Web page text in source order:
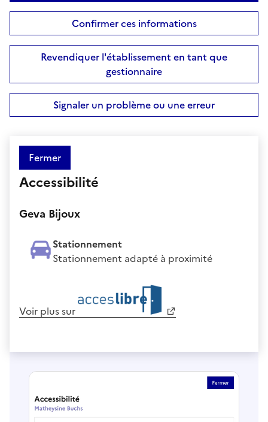
Confirmer ces informations
Revendiquer l'établissement en tant que
gestionnaire
Signaler un problème ou une erreur
Fermer
Accessibilité
Geva Bijoux
Stationnement
Stationnement adapté à proximité
Voir plus sur